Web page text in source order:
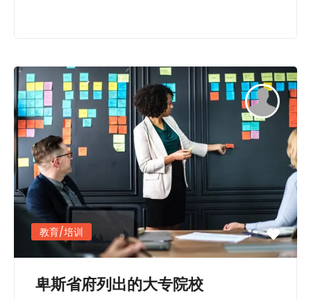
教育/培训
卑斯省府列出的大专院校